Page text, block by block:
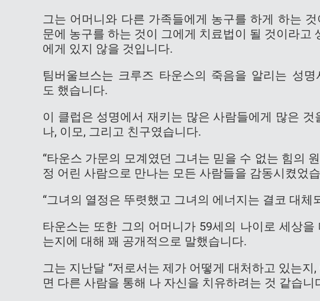
그는 어머니와 다른 가족들에게 농구를 하게 하는
문에 농구를 하는 것이 그에게 치료법이 될 것이라고
에게 있지 않을 것입니다.
팀버울브스는 크루즈 타운스의 죽음을 알리는 성
도 했습니다.
이 클럽은 성명에서 재키는 많은 사람들에게 많은
나, 이모, 그리고 친구였습니다.
“타운스 가문의 모계였던 그녀는 믿을 수 없는 힘의
정 어린 사람으로 만나는 모든 사람들을 감동시켰었
“그녀의 열정은 뚜렷했고 그녀의 에너지는 결코 대체
타운스는 또한 그의 어머니가 59세의 나이로 세상
는지에 대해 꽤 공개적으로 말했습니다.
그는 지난달 “저로서는 제가 어떻게 대처하고 있는
면 다른 사람을 통해 나 자신을 치유하려는 것 같습니